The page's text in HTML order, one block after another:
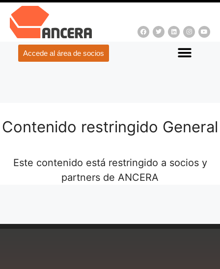
Accede al área de socios
Contenido restringido General
Este contenido está restringido a socios y
partners de ANCERA